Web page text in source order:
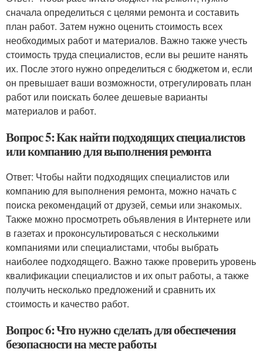
сначала определиться с целями ремонта и составить
план работ. Затем нужно оценить стоимость всех
необходимых работ и материалов. Важно также учесть
стоимость труда специалистов, если вы решите нанять
их. После этого нужно определиться с бюджетом и, если
он превышает ваши возможности, отрегулировать план
работ или поискать более дешевые варианты
материалов и работ.
Вопрос 5: Как найти подходящих специалистов
или компанию для выполнения ремонта
Ответ: Чтобы найти подходящих специалистов или
компанию для выполнения ремонта, можно начать с
поиска рекомендаций от друзей, семьи или знакомых.
Также можно просмотреть объявления в Интернете или
в газетах и проконсультироваться с несколькими
компаниями или специалистами, чтобы выбрать
наиболее подходящего. Важно также проверить уровень
квалификации специалистов и их опыт работы, а также
получить несколько предложений и сравнить их
стоимость и качество работ.
Вопрос 6: Что нужно сделать для обеспечения
безопасности на месте работы